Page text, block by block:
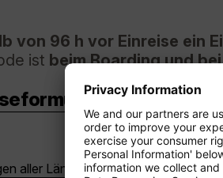
von 96 h vor Einreise ein
ist beim Boarding und
aufrufen.
aller Länder